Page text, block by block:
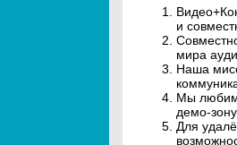
и
мира
Наша
Мы любим
демо-
Для